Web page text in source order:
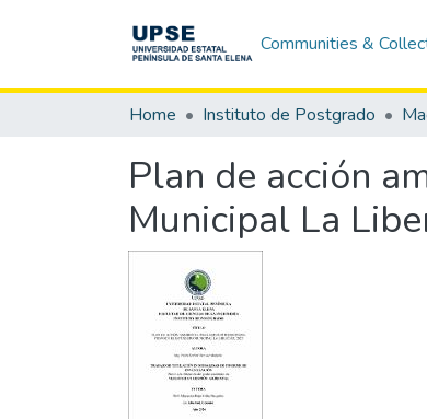
Communities &
Home Instituto de Postgrado
Plan de acción
Municipal La